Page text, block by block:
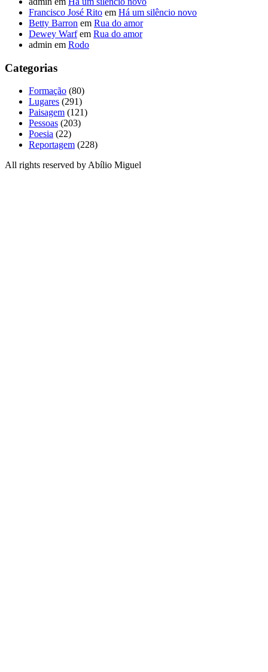
Francisco José Rito em Há um silêncio novo
Betty Barron em Rua do amor
Dewey Warfem Rua do amor
admin em Rodo
Categorias
Formação (80)
Lugares (291)
Paisagem (121)
Pessoas (203)
Poesia (22)
Reportagem (228)
All rights reserved by Abílio Miguel